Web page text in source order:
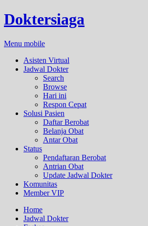
Doktersiaga
Menu mobile
Asisten Virtual
Jadwal Dokter
Search
Browse
Hari ini
Respon Cepat
Solusi Pasien
Daftar Berobat
Belanja Obat
Antar Obat
Status
Pendaftaran Berobat
Antrian Obat
Update Jadwal Dokter
Komunitas
Member VIP
Home
Jadwal Dokter